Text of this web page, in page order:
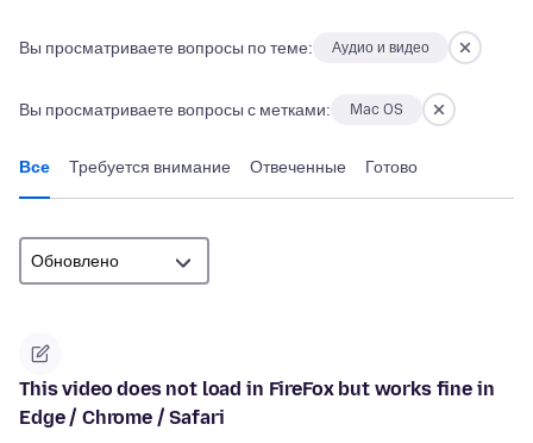
Вы просматриваете вопросы по теме: Аудио и видео
Вы просматриваете вопросы с метками: Mac OS
Все Требуется внимание Отвеченные Готово
This video does not load in FireFox but works fine in
Edge / Chrome / Safari